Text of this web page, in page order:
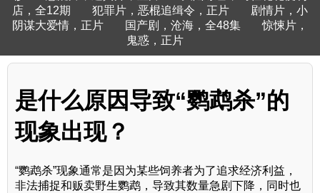
店，全12期
犯罪片，恶棍追缉令，正片
剧情片，小
阴谋大爱情，正片
国产剧，沧海，全48集
惊悚片，
鬼惑，正片
是什么原因导致“鹦鹉杀”的
现象出现？
“鹦鹉杀”现象通常是因为某些饲养者为了追求经济利益，
非法捕捉和贩卖野生鹦鹉，导致其数量急剧下降，同时也